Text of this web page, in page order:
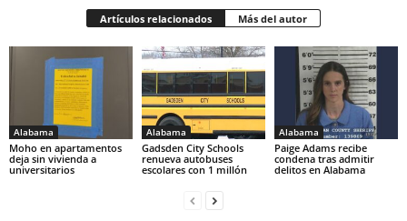
Artículos relacionados Más del autor
Alabama
Moho en apartamentos
deja sin vivienda a
universitarios
Alabama
Gadsden City Schools
renueva autobuses
escolares con 1 millón
Alabama
Paige Adams recibe
condena tras admitir
delitos en Alabama